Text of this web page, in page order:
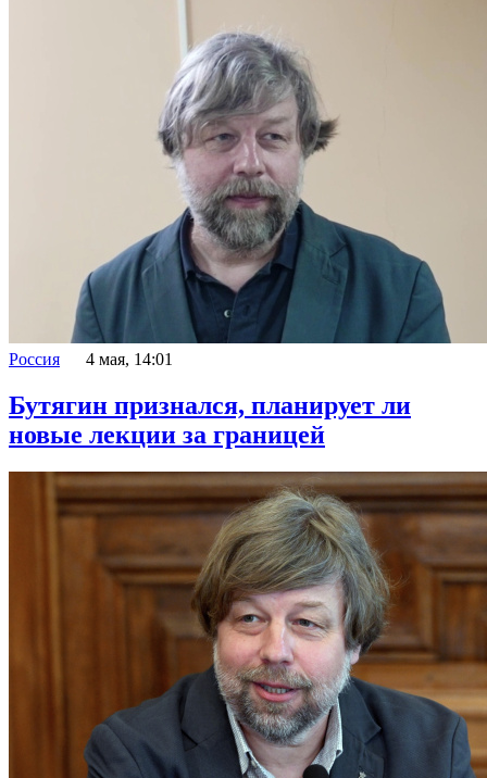
Россия 4 мая, 14:01
Бутягин признался, планирует ли
новые лекции за границей